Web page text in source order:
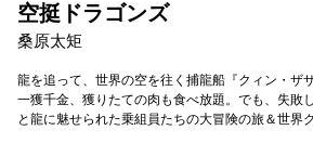
空挺ドラゴンズ
桑原太矩
龍を追って、世界の空を往く捕龍船『クィン・ザ
一獲千金、獲りたての肉も食べ放題。でも、失敗
と龍に魅せられた乗組員たちの大冒険の旅＆世界